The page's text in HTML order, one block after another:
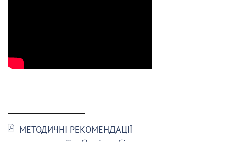
МЕТОДИЧНІ РЕКОМЕНДАЦІЇ